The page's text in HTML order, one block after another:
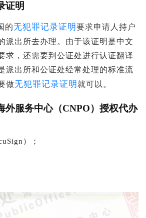
证明
的无犯罪记录证明要求申请人持户
派出所去办理。由于该证明是中文
求，还需要到公证处进行认证翻译
派出所和公证处经常处理的标准流
做无犯罪记录证明 就可以。
外服务中心（CNPO）授权代办
）；